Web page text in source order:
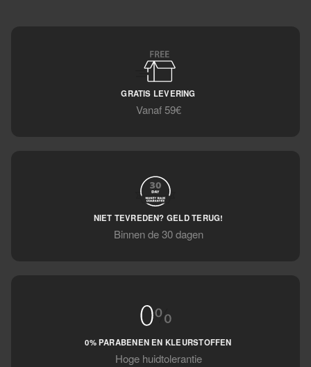
GRATIS LEVERING
Vanaf 59€
NIET TEVREDEN? GELD TERUG!
Binnen de 30 dagen
0% PARABENEN EN KLEURSTOFFEN
Hoge huidtolerantie